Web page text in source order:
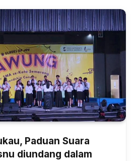
Paduan Suara
diundang dalam